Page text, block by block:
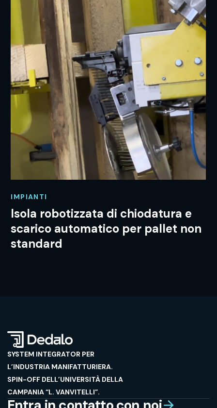
Scarico robotizzato intelligente
per linea di taglio CNC
SYSTEM INTEGRATOR PER
L’INDUSTRIA MANIFATTURIERA.
SPIN-OFF DELL’UNIVERSITÀ DELLA
CAMPANIA “L. VANVITELLI”.